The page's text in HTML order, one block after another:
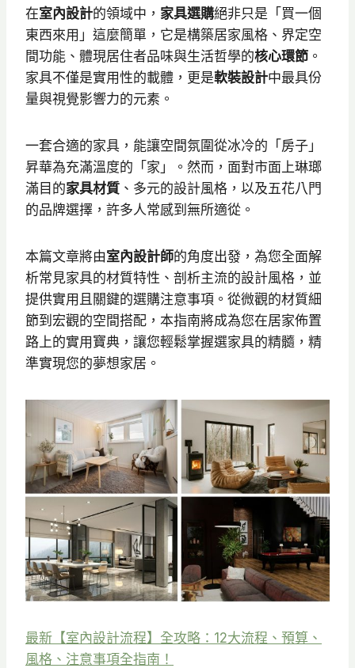
在室內設計的領域中， 家具選購絕非只是「買一個
東西來用」這麼簡單，它是構築居家風格、界定空
間功能、體現居住者品味與生活哲學的核心環節 。
家具不僅是實用性的載體，更是軟裝設計中最具份
量與視覺影響力的元素。
一套合適的家具，能讓空間氛圍從冰冷的「房子」
昇華為充滿溫度的「家」。然而，面對市面上琳瑯
滿目的家具材質 、多元的設計風格，以及五花八門
的品牌選擇，許多人常感到無所適從。
本篇文章將由室內設計師的角度出發，為您全面解
析常見家具的材質特性、剖析主流的設計風格，並
提供實用且關鍵的選購注意事項。從微觀的材質細
節到宏觀的空間搭配，本指南將成為您在居家佈置
路上的實用寶典，讓您輕鬆掌握選家具的精髓，精
準實現您的夢想家居。
最新【室內設計流程】全攻略：12大流程、預算、
風格、注意事項全指南！